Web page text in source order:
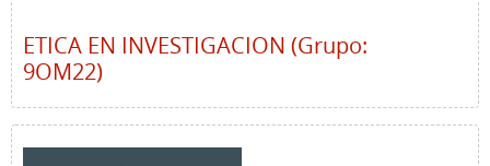
ETICA EN INVESTIGACION (Grupo:
9OM22)